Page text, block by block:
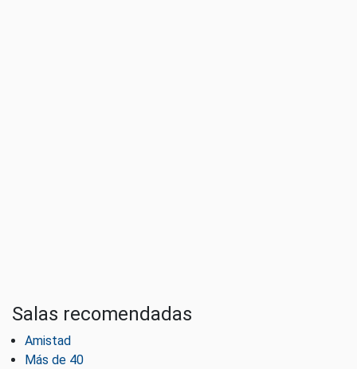
Salas recomendadas
Amistad
Más de 40